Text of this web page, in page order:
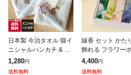
日本製 今治タオル 猫イ
ニシャルハンカチ & ゆ
ずハンドクリーム ギフ
トセット タオルハンカ
1,280円
送料無料
線香 セット かた
飾れる フラワー
ス ギフト アレン
トフラワー ( ギフ
4,400円
送料無料